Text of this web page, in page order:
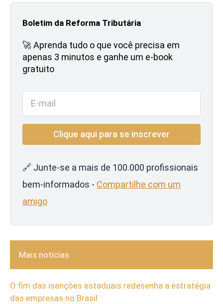
Boletim da Reforma Tributária
🚀 Aprenda tudo o que você precisa em
apenas 3 minutos e ganhe um e-book
gratuito
🔗 Junte-se a mais de 100.000 profissionais
bem-informados - Compartilhe com um
amigo
Mais notícias
O fim das isenções estaduais redesenha a estratégia
das empresas no Brasil